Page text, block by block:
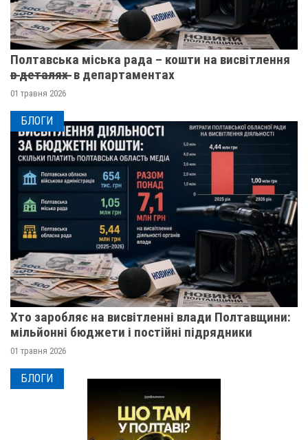
Полтавська міська рада – кошти на висвітлення
в̶ ̶д̶е̶т̶а̶л̶я̶х̶ ̶ в департаментах
01 травня 2026
БЛОГИ
Хто заробляє на висвітленні влади Полтавщини:
мільйонні бюджети і постійні підрядники
01 травня 2026
БЛОГИ